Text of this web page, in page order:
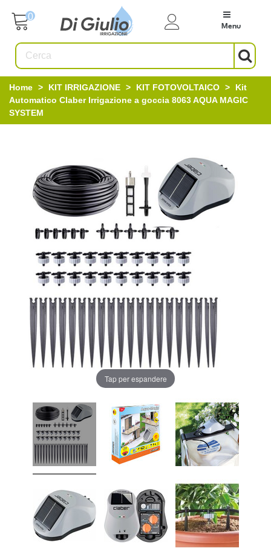
0
Menu
Home > KIT IRRIGAZIONE > KIT FOTOVOLTAICO >
Kit
Automatico Claber Irrigazione a goccia 8063 AQUA MAGIC
SYSTEM
Tap per espandere